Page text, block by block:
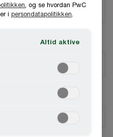
, og se hvordan PwC
ipersondatapolitikken
Altid aktive